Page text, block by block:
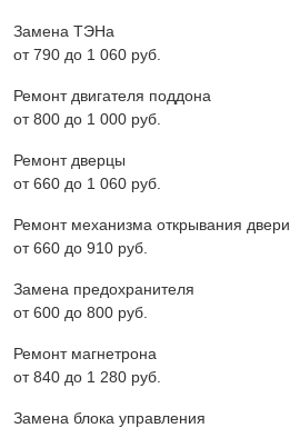
Замена ТЭНа
от 790 до 1 060 pyб.
Ремонт двигателя поддона
от 800 до 1 000 pyб.
Ремонт дверцы
от 660 до 1 060 pyб.
Ремонт механизма открывания двери
от 660 до 910 pyб.
Замена предохранителя
от 600 до 800 pyб.
Ремонт магнетрона
от 840 до 1 280 pyб.
Замена блока управления